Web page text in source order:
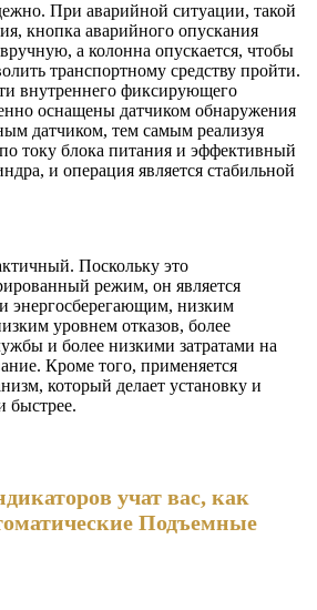
При аварийной ситуации, такой
кнопка аварийного опускания
а колонна опускается, чтобы
транспортному средству пройти.
внутреннего фиксирующего
оснащены датчиком обнаружения
датчиком, тем самым реализуя
току блока питания и эффективный
и операция является стабильной
Поскольку это
режим, он является
энергосберегающим, низким
уровнем отказов, более
и более низкими затратами на
Кроме того, применяется
который делает установку и
быстрее.
учат вас, как
Подъемные